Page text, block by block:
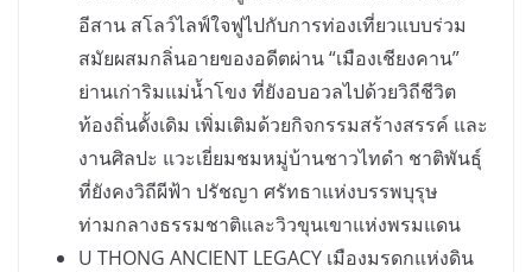
อีสาน สโลว์ไลฟ์ใจฟูไปกับการท่องเที่ยวแบบร่วม
สมัยผสมกลิ่นอายของอดีตผ่าน “เมืองเชียงคาน”
ย่านเก่าริมแม่น้ำโขง ที่ยังอบอวลไปด้วยวิถีชีวิต
ท้องถิ่นดั้งเดิม เพิ่มเติมด้วยกิจกรรมสร้างสรรค์ และ
งานศิลปะ แวะเยี่ยมชมหมู่บ้านชาวไทดำ ชาติพันธุ์
ที่ยังคงวิถีผีฟ้า ปรัชญา ศรัทธาแห่งบรรพบุรุษ
ท่ามกลางธรรมชาติและวิวขุนเขาแห่งพรมแดน
U THONG ANCIENT LEGACY เมืองมรดกแห่งดิน